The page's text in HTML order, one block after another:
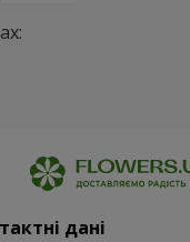
дані